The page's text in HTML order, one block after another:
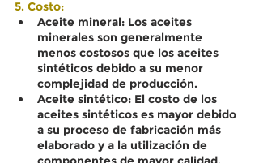
5. Costo:
Aceite mineral: Los aceites
minerales son generalmente
menos costosos que los aceites
sintéticos debido a su menor
complejidad de producción.
Aceite sintético: El costo de los
aceites sintéticos es mayor debido
a su proceso de fabricación más
elaborado y a la utilización de